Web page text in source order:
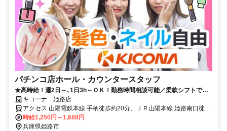
パチンコ店ホール・カウンタースタッフ
★高時給！週2日～､1日3h～ＯＫ！勤務時間相談可能／柔軟シフトで私
生活とも両立しやすい◎
キコーナ 姫路店
アクセス 山陽電鉄本線 手柄徒歩約20分、ＪＲ山陽本線 姫路南口徒歩
約28分、ＪＲ姫新線 姫路南口徒歩約28分 姫路バイパス中地を降りて
右手。カラオケまねきねこ姫路岡田店さんすぐ！
時給1,250円～1,688円
兵庫県姫路市